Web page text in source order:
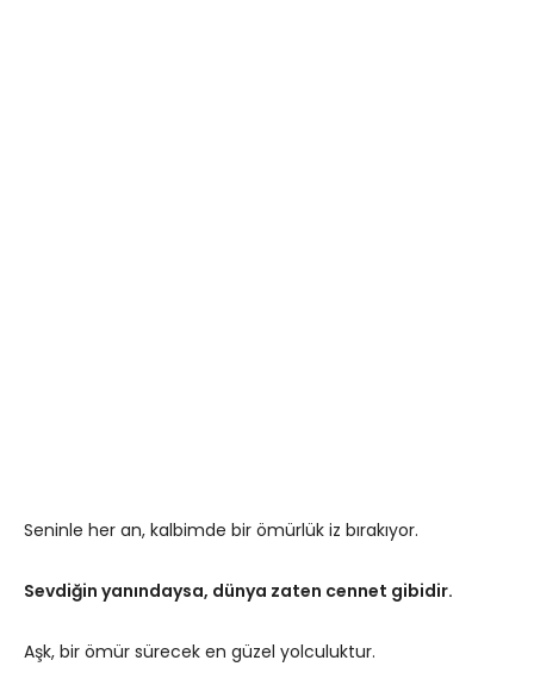
Seninle her an, kalbimde bir ömürlük iz bırakıyor.
Sevdiğin yanındaysa, dünya zaten cennet gibidir.
Aşk, bir ömür sürecek en güzel yolculuktur.